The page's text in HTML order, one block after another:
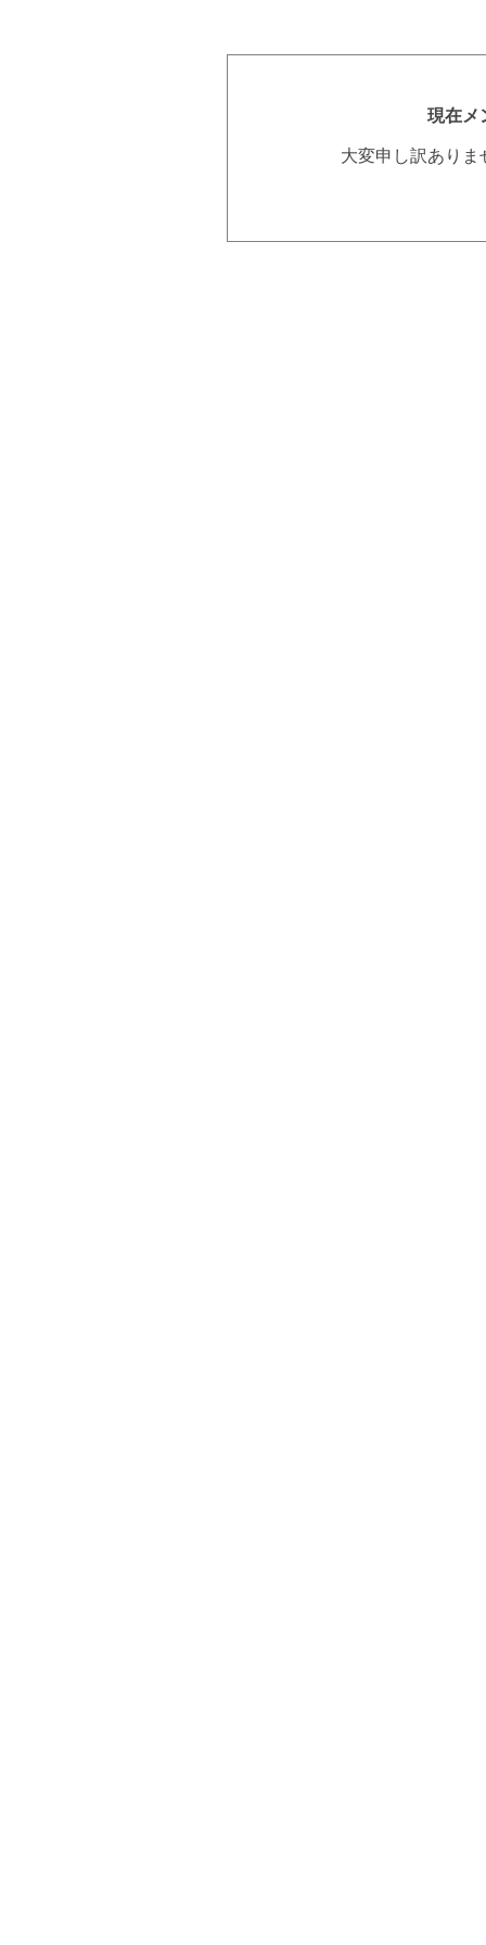
現在メ
大変申し訳あり